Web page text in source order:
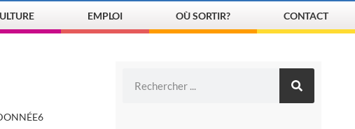
EMPLOI OÙ SORTIR? CONTACT